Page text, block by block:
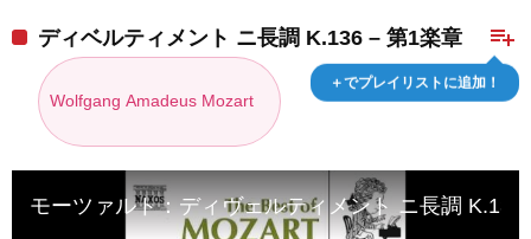
playlist_add
＋でプレイリストに追加！
ディベルティメント ニ長調 K.136 – 第1楽章
Wolfgang Amadeus Mozart
モーツァルト：ディヴェルティメント ニ長調 K.136